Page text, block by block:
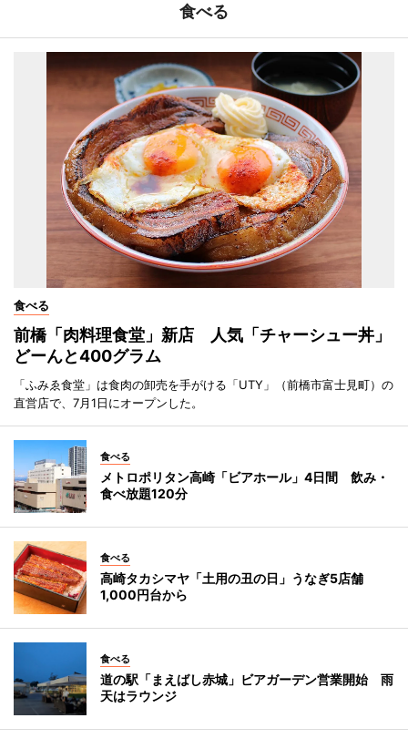
食べる
食べる
前橋「肉料理食堂」新店 人気「チャーシュー丼」
どーんと400グラム
「ふみゑ食堂」は食肉の卸売を手がける「UTY」（前橋市富士見町）の
直営店で、7月1日にオープンした。
食べる
メトロポリタン高崎「ビアホール」4日間 飲み・
食べ放題120分
食べる
高崎タカシマヤ「土用の丑の日」うなぎ5店舗
1,000円台から
食べる
道の駅「まえばし赤城」ビアガーデン営業開始 雨
天はラウンジ